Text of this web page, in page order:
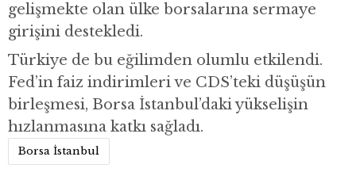
gelişmekte olan ülke borsalarına sermaye
girişini destekledi.
Türkiye de bu eğilimden olumlu etkilendi.
Fed’in faiz indirimleri ve CDS’teki düşüşün
birleşmesi, Borsa İstanbul’daki yükselişin
hızlanmasına katkı sağladı.
Borsa İstanbul